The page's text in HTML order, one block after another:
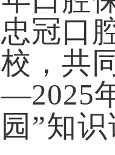
忠冠口
校，共
—2025
园”知